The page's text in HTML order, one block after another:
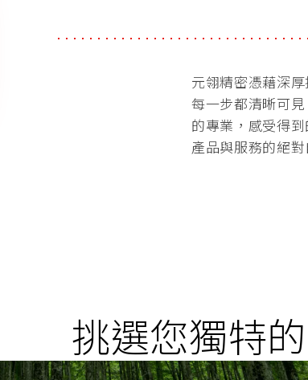
元翎精密憑藉深
每一步都清晰可
的專業，感受得
產品與服務的絕對
挑選您獨特的